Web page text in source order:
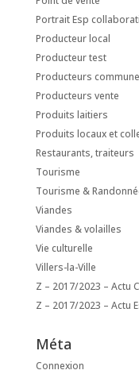
Portrait Esp
Producteur local
Producteur test
Producteurs
Producteurs vente
Produits laitiers
Produits locaux et
Restaurants, traiteurs
Tourisme
Tourisme &
Viandes
Viandes & volailles
Vie culturelle
Villers-la-Ville
Z – 2017/2023 – Actu
Z – 2017/2023 – Actu
Méta
Connexion